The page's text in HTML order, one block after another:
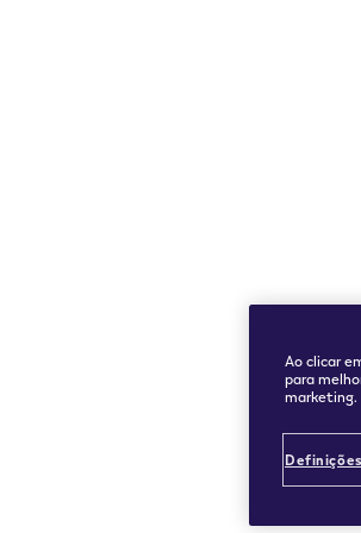
Ao clicar
para
marketing.